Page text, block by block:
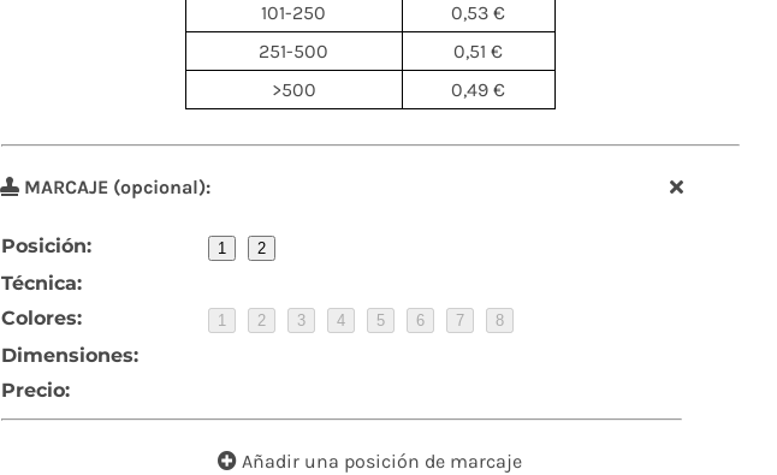
101-250
0,53 €
251-500
0,51 €
>500
0,49 €
MARCAJE (opcional):
Posición: 1 2
Técnica:
Colores:
1 2 3 4 5 6 7 8
Dimensiones:
Precio:
Añadir una posición de marcaje